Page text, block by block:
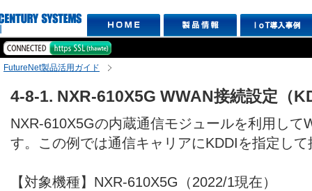
FutureNet製品活用ガイド
4-8-1. NXR-610X5G WWAN接続設定（
NXR-610X5Gの内蔵通信モジュールを利用して
す。この例では通信キャリアにKDDIを指定し
【対象機種】NXR-610X5G（2022/1現在）